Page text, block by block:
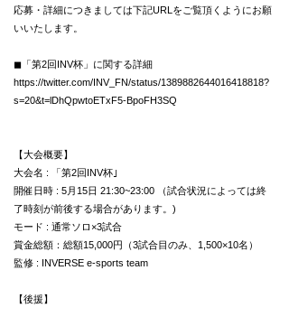
応募・詳細につきましては下記URLをご覧頂くようにお願
いいたします。
◼︎「第2回INV杯」に関する詳細
https://twitter.com/INV_FN/status/1389882644016418818?
s=20&t=lDhQpwtoETxF5-BpoFH3SQ
【大会概要】
大会名 : 「第2回INV杯｣
開催日時 : 5月15日 21:30~23:00 （試合状況によっては終
了時刻が前後する場合があります。)
モード : 通常ソロ×3試合
賞金総額：総額15,000円（3試合目のみ、1,500×10名）
監修 : INVERSE e-sports team
【後援】